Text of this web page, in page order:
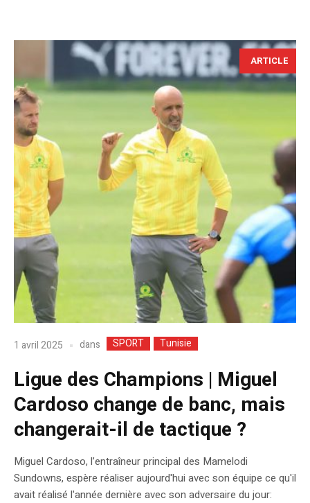
ARTICLE
1 avril 2025 dans SPORT Tunisie
Ligue des Champions | Miguel
Cardoso change de banc, mais
changerait-il de tactique ?
Miguel Cardoso, l’entraîneur principal des Mamelodi
Sundowns, espère réaliser aujourd'hui avec son équipe ce qu'il
avait réalisé l'année dernière avec son adversaire du jour: